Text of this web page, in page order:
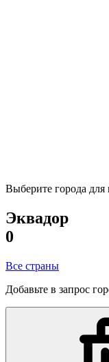
Выберите города
Эквадор
0
Все страны
Добавьте в запрос